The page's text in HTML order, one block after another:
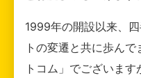
1999年の開設以来、
トの変遷と共に歩ん
トコム」でございま